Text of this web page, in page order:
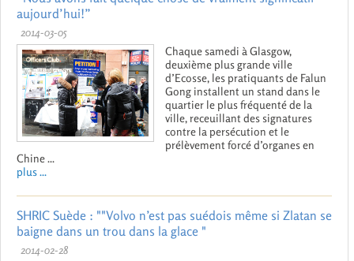
aujourd’hui!”
2014-03-05
Chaque samedi à Glasgow,
deuxième plus grande ville
d’Ecosse, les pratiquants de Falun
Gong installent un stand dans le
quartier le plus fréquenté de la
ville, receuillant des signatures
contre la persécution et le
prélèvement forcé d’organes en
Chine ...
plus ...
SHRIC Suède : ""Volvo n’est pas suédois même si Zlatan se
baigne dans un trou dans la glace "
2014-02-28